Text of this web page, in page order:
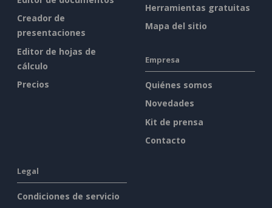
Creador de
presentaciones
Editor de hojas de
cálculo
Precios
Herramientas gratuitas
Mapa del sitio
Empresa
Quiénes somos
Novedades
Kit de prensa
Contacto
Legal
Condiciones de servicio